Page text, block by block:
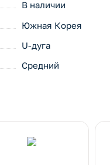
В наличии
Южная Корея
U-дуга
Средний